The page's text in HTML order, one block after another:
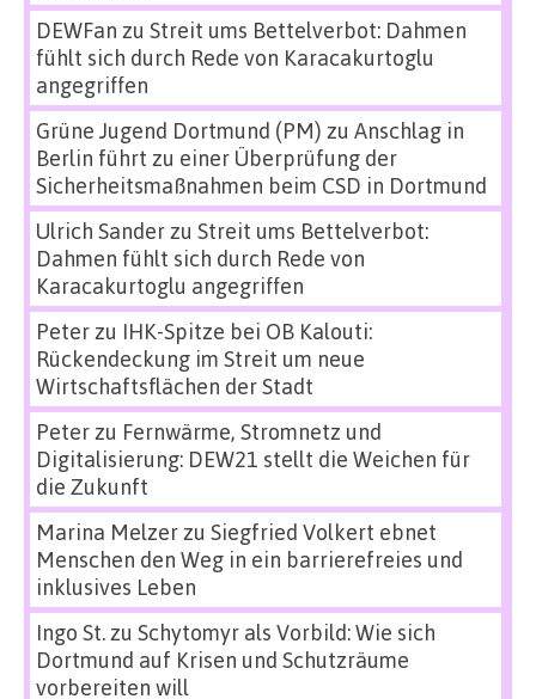
DEWFan zu Streit ums Bettelverbot: Dahmen
fühlt sich durch Rede von Karacakurtoglu
angegriffen
Grüne Jugend Dortmund (PM) zu Anschlag in
Berlin führt zu einer Überprüfung der
Sicherheitsmaßnahmen beim CSD in Dortmund
Ulrich Sanderzu Streit ums Bettelverbot:
Dahmen fühlt sich durch Rede von
Karacakurtoglu angegriffen
Peterzu IHK-Spitze bei OB Kalouti:
Rückendeckung im Streit um neue
Wirtschaftsflächen der Stadt
Peterzu Fernwärme, Stromnetz und
Digitalisierung: DEW21 stellt die Weichen für
die Zukunft
Marina Melzerzu Siegfried Volkert ebnet
Menschen den Weg in ein barrierefreies und
inklusives Leben
Ingo St.zu Schytomyr als Vorbild: Wie sich
Dortmund auf Krisen und Schutzräume
vorbereiten will